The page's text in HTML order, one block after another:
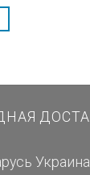
Украина